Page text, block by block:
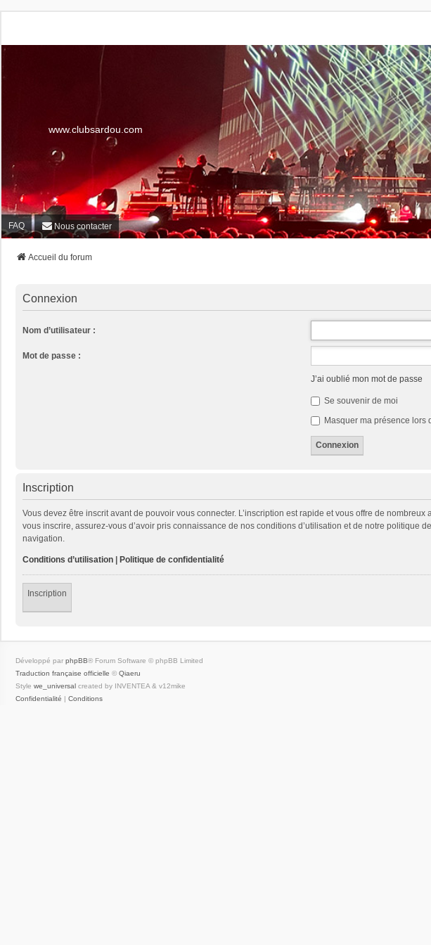
www.clubsardou.com
FAQ Nous contacter
Accueil du forum
Connexion
Nom d’utilisateur :
Mot de passe :
J’ai oublié mon mot de passe
Se souvenir de moi
Masquer ma présence lors
Inscription
Vous devez être inscrit avant de pouvoir vous connecter. L’inscription est rapide et vous offre de
vous inscrire, assurez-vous d’avoir pris connaissance de nos conditions d’utilisation et de notre
navigation.
Conditions d’utilisation | Politique de confidentialité
Inscription
Développé par phpBB® Forum Software © phpBB Limited
Traduction française officielle © Qiaeru
Style we_universal created by INVENTEA & v12mike
Confidentialité | Conditions